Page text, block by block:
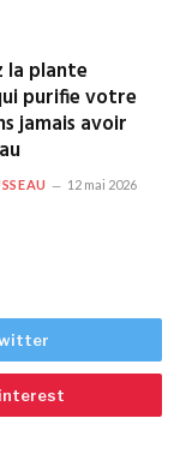
la plante
purifie votre
jamais avoir
12 mai 2026